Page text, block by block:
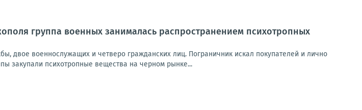
группа военных занималась распространением психотропных
двое военнослужащих и четверо гражданских лиц. Пограничник искал покупателей и лично
закупали психотропные вещества на черном рынке...